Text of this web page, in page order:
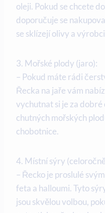
oleji. Pokud se chcete
doporučuje se
se sklízejí olivy a
3. Mořské plody (jaro):
– Pokud máte rádi
Řecka na jaře vám
vychutnat si je za dobré
chutných mořských
chobotnice.
4. Místní sýry
– Řecko je proslulé
feta a halloumi. Tyto
jsou skvělou volbou,